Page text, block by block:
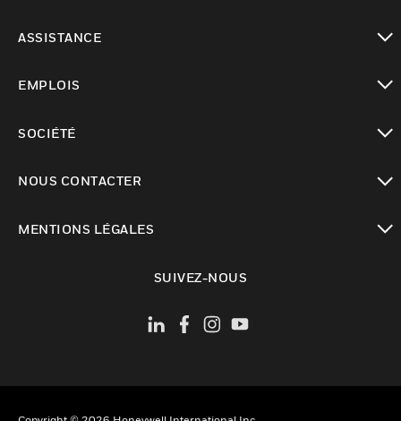
ASSISTANCE
EMPLOIS
SOCIÉTÉ
NOUS CONTACTER
MENTIONS LÉGALES
SUIVEZ-NOUS